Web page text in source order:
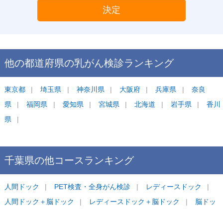
決定
他の都道府県の乳がん検診ランキング
東京都 埼玉県 神奈川県 大阪府 兵庫県
奈良
県
福岡県 愛知県 宮城県 北海道 岩手県
香川
県
千葉県の他コースランキング
人間ドック PET検査・全身がん検診
レディースドック
人間ドック＋脳ドック
レディースドック＋脳ドック 脳ドッ